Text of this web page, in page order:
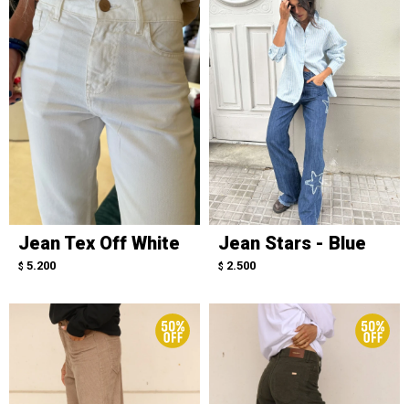
Jean Tex Off White
$ 5.200
Jean Stars - Blue
$ 2.500